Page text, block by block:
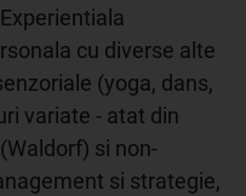
cu diverse alte
(yoga, dans,
variate - atat din
si non-
si strategie,